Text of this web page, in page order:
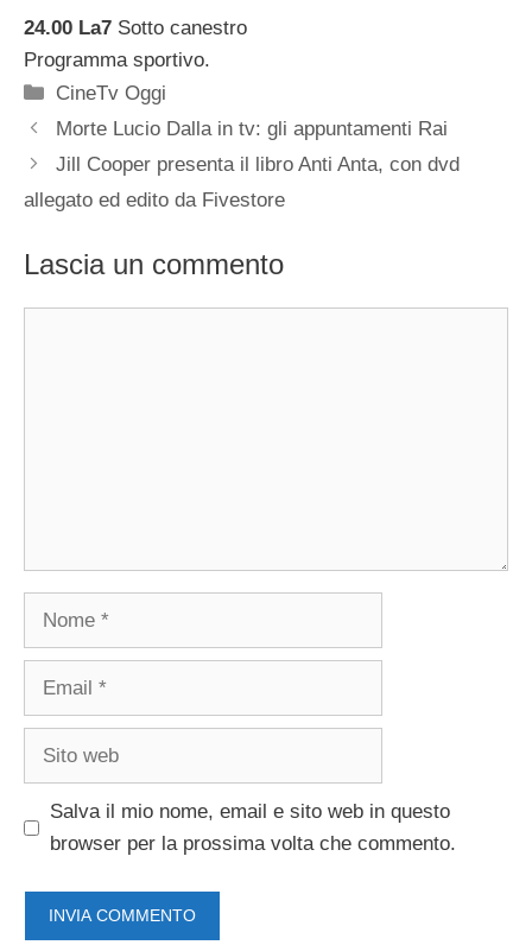
24.00 La7 Sotto canestro
Programma sportivo.
Categorie
CineTv Oggi
Morte Lucio Dalla in tv: gli appuntamenti Rai
Jill Cooper presenta il libro Anti Anta, con dvd
allegato ed edito da Fivestore
Lascia un commento
Nome
Email
Sito
Salva il mio nome, email e sito web in questo
browser per la prossima volta che commento.